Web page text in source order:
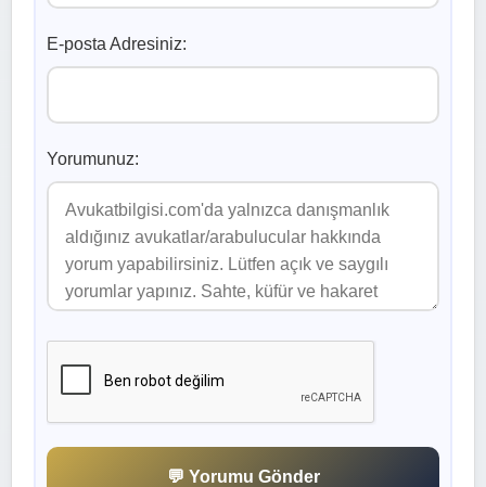
E-posta Adresiniz:
Yorumunuz:
💬 Yorumu Gönder